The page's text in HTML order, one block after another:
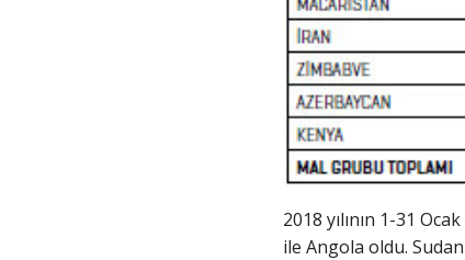
2018 yılının 1-31
ile Angola oldu.